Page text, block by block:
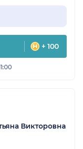
+ 100
Викторовна